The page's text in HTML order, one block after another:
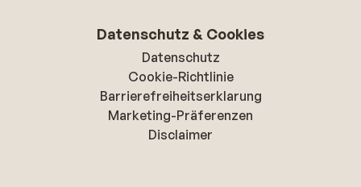
Datenschutz & Cookies
Datenschutz
Cookie-Richtlinie
Barrierefreiheitserklarung
Marketing-Präferenzen
Disclaimer